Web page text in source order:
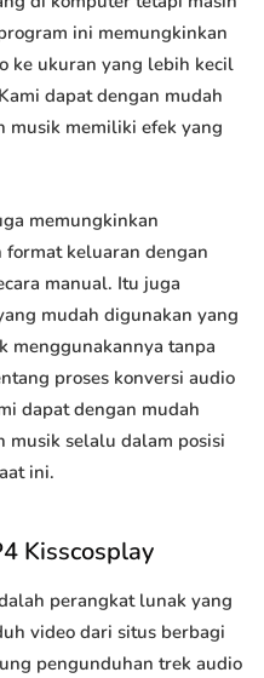
ini memungkinkan
ke ukuran yang lebih kecil
dapat dengan mudah
musik memiliki efek yang
memungkinkan
keluaran dengan
manual. Itu juga
mudah digunakan yang
menggunakannya tanpa
proses konversi audio
dapat dengan mudah
musik selalu dalam posisi
ini.
Kisscosplay
perangkat lunak yang
video dari situs berbagi
pengunduhan trek audio